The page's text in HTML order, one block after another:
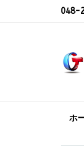
048-
ホ